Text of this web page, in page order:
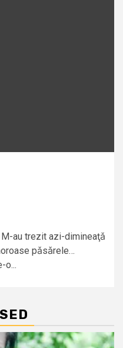
au trezit azi-dimineaţǎ
pǎsǎrele…
o...